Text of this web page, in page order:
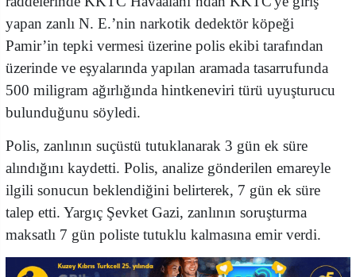
yapan zanlı N. E.’nin narkotik dedektör köpeği
Pamir’in tepki vermesi üzerine polis ekibi tarafından
üzerinde ve eşyalarında yapılan aramada tasarrufunda
500 miligram ağırlığında hintkeneviri türü uyuşturucu
bulunduğunu söyledi.
Polis, zanlının suçüstü tutuklanarak 3 gün ek süre
alındığını kaydetti. Polis, analize gönderilen emareyle
ilgili sonucun beklendiğini belirterek, 7 gün ek süre
talep etti. Yargıç Şevket Gazi, zanlının soruşturma
maksatlı 7 gün poliste tutuklu kalmasına emir verdi.